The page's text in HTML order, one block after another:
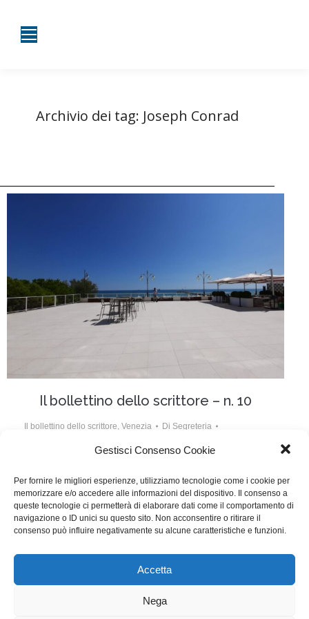
Gestisci Consenso Cookie
Per fornire le migliori esperienze, utilizziamo tecnologie come i cookie per
memorizzare e/o accedere alle informazioni del dispositivo. Il consenso a
queste tecnologie ci permetterà di elaborare dati come il comportamento di
navigazione o ID unici su questo sito. Non acconsentire o ritirare il
consenso può influire negativamente su alcune caratteristiche e funzioni.
Accetta
Nega
Archivio dei tag: Joseph Conrad
Il bollettino dello scrittore – n. 10
Il bollettino dello scrittore, Venezia Di Segreteria
11 Settembre 2021
d’Arte Cinematografica di Venezia, il compito
dell’inviato WGI Andrea Vernier. Restano, padroni del
campo, il vento e il silenzio.
+39 347 2461036